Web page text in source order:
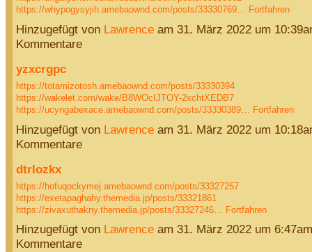
https://whypogysyjih.amebaownd.com/posts/33330769… Fortfahren
Hinzugefügt von Lawrenceam 31. März 2022 um
Kommentare
yzxcrgpc
https://totamizotosh.amebaownd.com/posts/33330394
https://wakelet.com/wake/B8WOcIJTOY-2xchtXEDB7
https://ucyngabexace.amebaownd.com/posts/33330389… Fortfahren
Hinzugefügt von Lawrenceam 31. März 2022 um
Kommentare
dtrlozkx
https://hofuqockymej.amebaownd.com/posts/33327257
https://exetapaghahy.themedia.jp/posts/33321861
https://zivaxuthakny.themedia.jp/posts/33327246… Fortfahren
Hinzugefügt von Lawrenceam 31. März 2022 um
Kommentare